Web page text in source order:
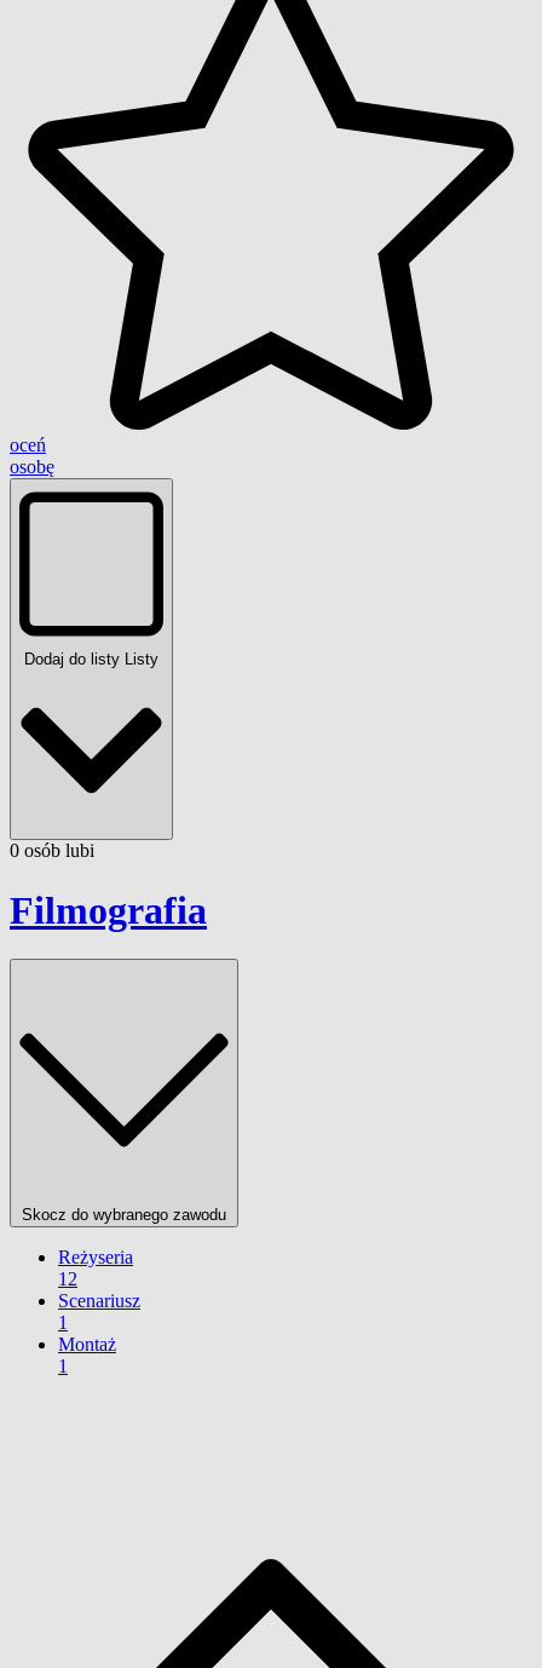
oceń
osobę
Dodaj do listy Listy
0 osób lubi
Filmografia
Skocz do wybranego zawodu
Reżyseria
12
Scenariusz
1
Montaż
1